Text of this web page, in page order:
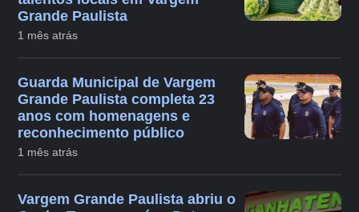
Grande Paulista
1 mês atrás
Guarda Municipal de Vargem
Grande Paulista completa 23
anos com homenagens e
reconhecimento público
1 mês atrás
Vargem Grande Paulista abriu o